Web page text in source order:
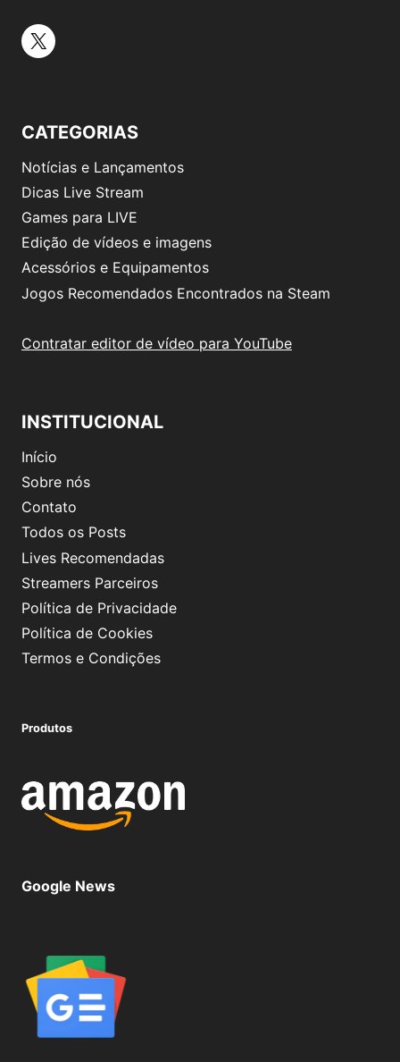
CATEGORIAS
Notícias e Lançamentos
Dicas Live Stream
Games para LIVE
Edição de vídeos e imagens
Acessórios e Equipamentos
Jogos Recomendados Encontrados na Steam
Contratar editor de vídeo para YouTube
INSTITUCIONAL
Início
Sobre nós
Contato
Todos os Posts
Lives Recomendadas
Streamers Parceiros
Política de Privacidade
Política de Cookies
Termos e Condições
Produtos
Google News